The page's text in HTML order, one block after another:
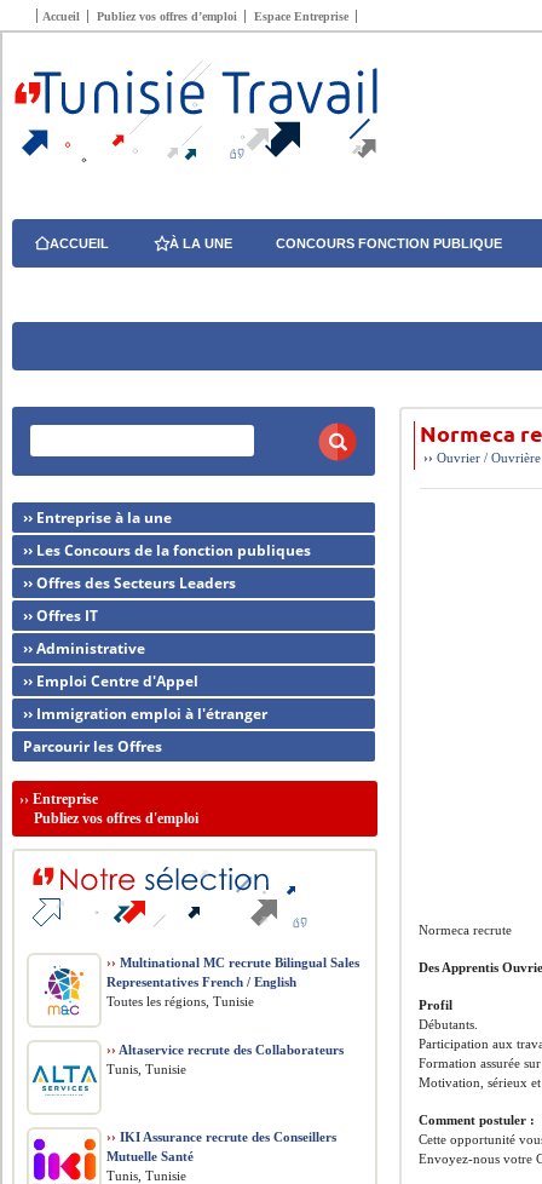
Accueil Publiez vos offres d’emploi Espace Entreprise
ACCUEIL À LA UNE CONCOURS FONCTION PUBLIQUE
Normeca
››Ouvrier / Ouvrière
Normeca recrute
Des Apprentis
Profil
Débutants.
Participation aux
Formation assurée
Motivation, sérieux
Comment postuler :
Cette opportunité
Envoyez-nous votre
›› Entreprise à la une
›› Les Concours de la fonction publiques
›› Offres des Secteurs Leaders
›› Offres IT
›› Administrative
›› Emploi Centre d'Appel
›› Immigration emploi à l'étranger
Parcourir les Offres
››Entreprise
Publiez vos offres d'emploi
›› Multinational MC recrute Bilingual Sales
Representatives French / English
Toutes les régions, Tunisie
›› Altaservice recrute des Collaborateurs
Tunis, Tunisie
›› IKI Assurance recrute des Conseillers
Mutuelle Santé
Tunis, Tunisie